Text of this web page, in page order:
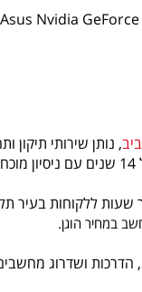
, נותן שירותי
ללקוחות בעיר
במחיר הוגן.
הדרכות ושדרוג